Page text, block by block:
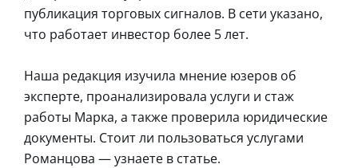
публикация торговых сигналов. В сети указано,
что работает инвестор более 5 лет.
Наша редакция изучила мнение юзеров об
эксперте, проанализировала услуги и стаж
работы Марка, а также проверила юридические
документы. Стоит ли пользоваться услугами
Романцова — узнаете в статье.